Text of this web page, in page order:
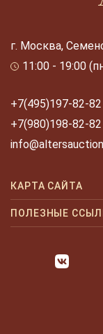
г. Москва,
11:00 - 19:00
+7(495)197-82-82
+7(980)198-82-
КАРТА САЙТА
Аукционы
Как продать
ПОЛЕЗНЫЕ
Оплата и доставка
Часто